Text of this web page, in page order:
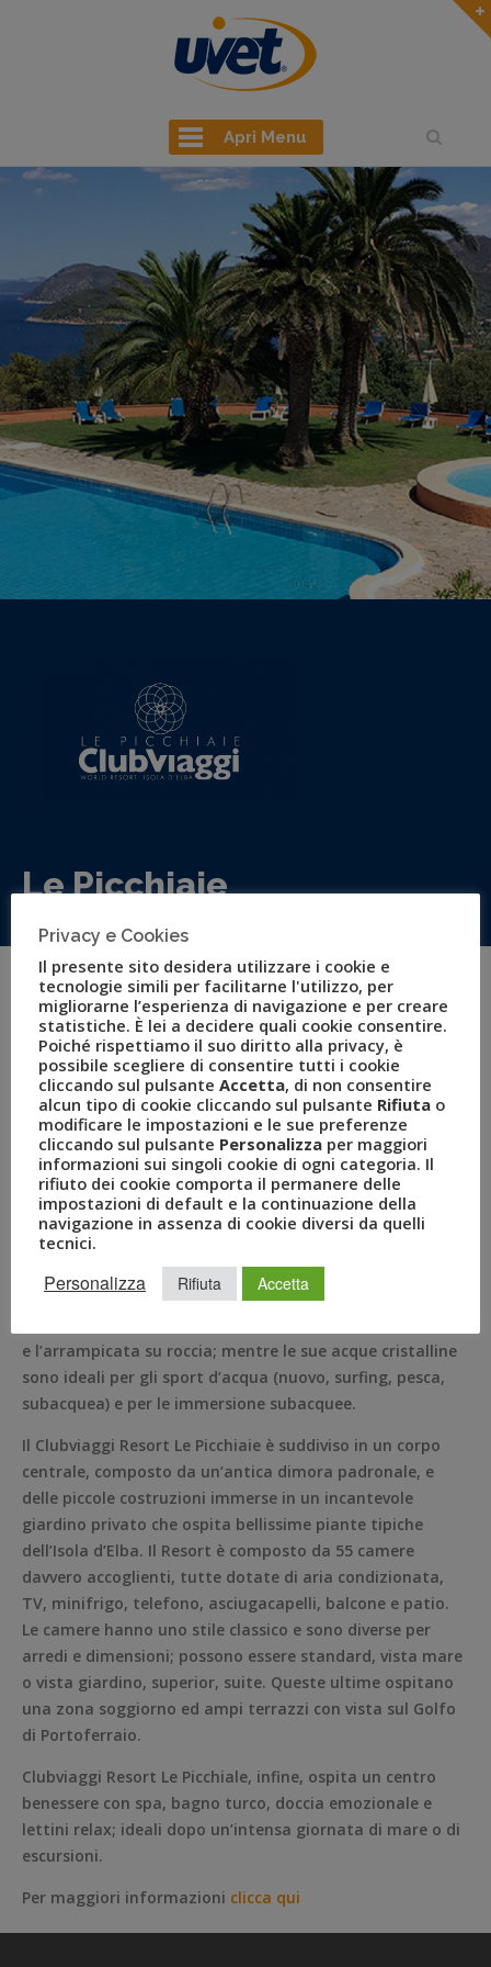
Apri Menu
Le Picchiaie
e tradizione
Situato su una collina che si apre sul Golfo di
Portoferraio, il Clubviaggi Resort Le Picchiaie è la scelta
perfetta per chi è alla ricerca di una vacanza di totale
relax, tra splendidi parchi e giardini ed incantevoli
orizzonti che si infrangono sulla vista del Castello del
Volterraio.
Con le sue acque cristalline, l’Isola d’Elba è un piccolo
gioiello incastonato nel Mar Tirreno. L’eterogeneità del
suo paesaggio la rende una meta perfetta per
diverse tipologie di vacanza. La presenza del Monte
Capanne, ad esempio, con i suoi 1.019 metri d’altezza è
e l’arrampicata su roccia; mentre le sue acque cristalline
sono ideali per gli sport d’acqua (nuovo, surfing, pesca,
subacquea) e per le immersione subacquee.
Il Clubviaggi Resort Le Picchiaie è suddiviso in un corpo
centrale, composto da un’antica dimora padronale, e
delle piccole costruzioni immerse in un incantevole
giardino privato che ospita bellissime piante tipiche
dell’Isola d’Elba. Il Resort è composto da 55 camere
davvero accoglienti, tutte dotate di aria condizionata,
TV, minifrigo, telefono, asciugacapelli, balcone e patio.
Le camere hanno uno stile classico e sono diverse per
arredi e dimensioni; possono essere standard, vista mare
o vista giardino, superior, suite. Queste ultime ospitano
una zona soggiorno ed ampi terrazzi con vista sul Golfo
di Portoferraio.
Clubviaggi Resort Le Picchiale, infine, ospita un centro
benessere con spa, bagno turco, doccia emozionale e
lettini relax; ideali dopo un’intensa giornata di mare o di
escursioni.
Per maggiori informazioni clicca qui
Privacy e Cookies
Il presente sito desidera utilizzare i cookie e
tecnologie simili per facilitarne l'utilizzo, per
migliorarne l’esperienza di navigazione e per creare
statistiche. È lei a decidere quali cookie consentire.
Poiché rispettiamo il suo diritto alla privacy, è
possibile scegliere di consentire tutti i cookie
cliccando sul pulsante Accetta, di non consentire
alcun tipo di cookie cliccando sul pulsante Rifiuta o
modificare le impostazioni e le sue preferenze
cliccando sul pulsante Personalizza per maggiori
informazioni sui singoli cookie di ogni categoria. Il
rifiuto dei cookie comporta il permanere delle
impostazioni di default e la continuazione della
navigazione in assenza di cookie diversi da quelli
tecnici.
Personalizza Rifiuta Accetta